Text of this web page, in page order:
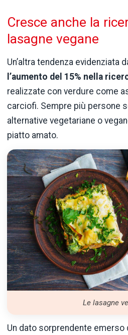
Cresce anche la
lasagne vegane
Un’altra tendenza evidenziata
l’aumento del 15% nella
realizzate con verdure come
carciofi. Sempre più persone
alternative vegetariane o
piatto amato.
Le lasagne
Un dato sorprendente emerso